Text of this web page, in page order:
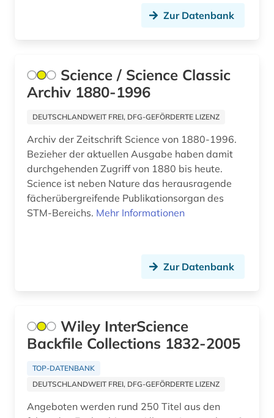
grippe (1)
heilpflanzen (5)
herbal remedies (1)
hilfsstoffe (2)
hirnforschung (1)
hochschulschrift (1)
homöopathisches arzneibuch (1)
human genetics (1)
Zur Datenbank
Science / Science Classic
Archiv 1880-1996
DEUTSCHLANDWEIT FREI, DFG-GEFÖRDERTE LIZENZ
Archiv der Zeitschrift Science von 1880-1996.
Bezieher der aktuellen Ausgabe haben damit
durchgehenden Zugriff von 1880 bis heute.
Science ist neben Nature das herausragende
fächerübergreifende Publikationsorgan des
STM-Bereichs. Mehr Informationen
Zur Datenbank
Wiley InterScience
Backfile Collections 1832-2005
TOP-DATENBANK
DEUTSCHLANDWEIT FREI, DFG-GEFÖRDERTE LIZENZ
Angeboten werden rund 250 Titel aus den